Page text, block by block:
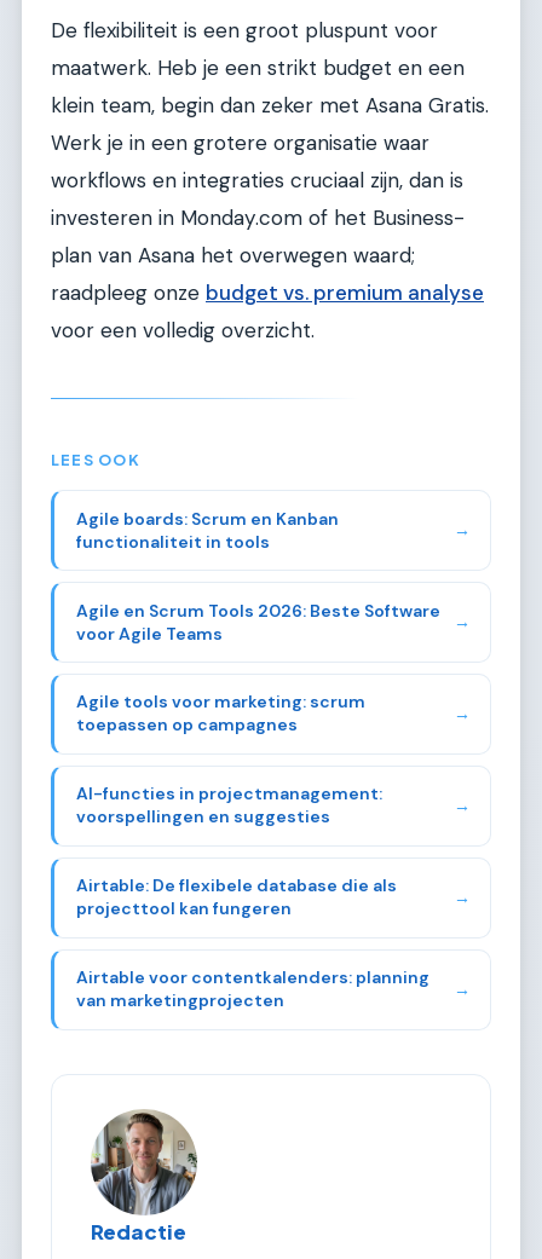
De flexibiliteit is een groot pluspunt voor
maatwerk. Heb je een strikt budget en een
klein team, begin dan zeker met Asana Gratis.
Werk je in een grotere organisatie waar
workflows en integraties cruciaal zijn, dan is
investeren in Monday.com of het Business-
plan van Asana het overwegen waard;
raadpleeg onze budget vs. premium analyse
voor een volledig overzicht.
LEES OOK
Agile boards: Scrum en Kanban
functionaliteit in tools
→
Agile en Scrum Tools 2026: Beste Software
voor Agile Teams
→
Agile tools voor marketing: scrum
toepassen op campagnes
→
AI-functies in projectmanagement:
voorspellingen en suggesties
→
Airtable: De flexibele database die als
projecttool kan fungeren
→
Airtable voor contentkalenders: planning
van marketingprojecten
→
Redactie